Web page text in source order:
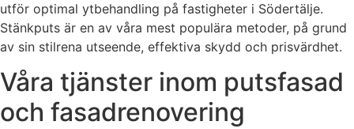
utför optimal ytbehandling på fastigheter i Södertälje.
Stänkputs är en av våra mest populära metoder, på grund
av sin stilrena utseende, effektiva skydd och prisvärdhet.
Våra tjänster inom putsfasad
och fasadrenovering